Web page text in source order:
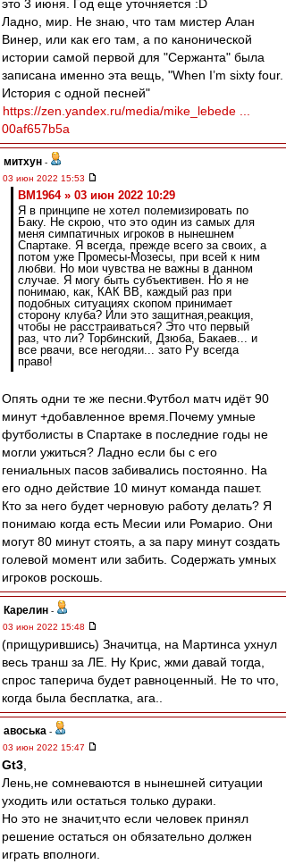
это 3 июня. Год еще уточняется :D
Ладно, мир. Не знаю, что там мистер Алан
Винер, или как его там, а по канонической
истории самой первой для "Сержанта" была
записана именно эта вещь, "When I’m sixty four.
История с одной песней"
https://zen.yandex.ru/media/mike_lebede ...
00af657b5a
митхун -
03 июн 2022 15:53
BM1964 » 03 июн 2022 10:29
Я в принципе не хотел полемизировать по
Баку. Не скрою, что это один из самых для
меня симпатичных игроков в нынешнем
Спартаке. Я всегда, прежде всего за своих, а
потом уже Промесы-Мозесы, при всей к ним
любви. Но мои чувства не важны в данном
случае. Я могу быть субъективен. Но я не
понимаю, как, КАК ВВ, каждый раз при
подобных ситуациях скопом принимает
сторону клуба? Или это защитная,реакция,
чтобы не расстраиваться? Это что первый
раз, что ли? Торбинский, Дзюба, Бакаев... и
все рвачи, все негодяи... зато Ру всегда
право!
Опять одни те же песни.Футбол матч идёт 90
минут +добавленное время.Почему умные
футболисты в Спартаке в последние годы не
могли ужиться? Ладно если бы с его
гениальных пасов забивались постоянно. На
его одно действие 10 минут команда пашет.
Кто за него будет черновую работу делать? Я
понимаю когда есть Месии или Ромарио. Они
могут 80 минут стоять, а за пару минут создать
голевой момент или забить. Содержать умных
игроков роскошь.
Карелин -
03 июн 2022 15:48
(прищурившись) Значитца, на Мартинса ухнул
весь транш за ЛЕ. Ну Крис, жми давай тогда,
спрос таперича будет равноценный. Не то что,
когда была бесплатка, ага..
авоська -
03 июн 2022 15:47
Gt3
Лень,не сомневаются в нынешней ситуации
уходить или остаться только дураки.
Но это не значит,что если человек принял
решение остаться он обязательно должен
играть вполноги.